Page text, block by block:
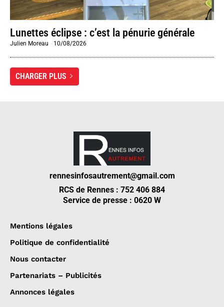
Lunettes éclipse : c’est la pénurie générale
Julien Moreau - 10/08/2026
CHARGER PLUS
rennesinfosautrement@gmail.com
RCS de Rennes : 752 406 884
Service de presse : 0620 W
Mentions légales
Politique de confidentialité
Nous contacter
Partenariats – Publicités
Annonces légales